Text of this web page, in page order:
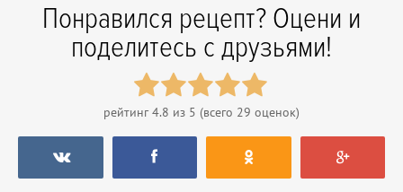
Понравился рецепт? Оцени и
поделитесь с друзьями!
рейтинг4.8 из 5 (всего 29 оценок)